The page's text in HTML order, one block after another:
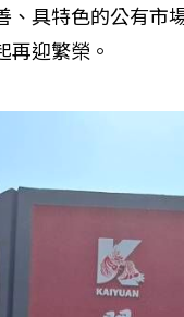
具特色的公有市
迎繁榮。